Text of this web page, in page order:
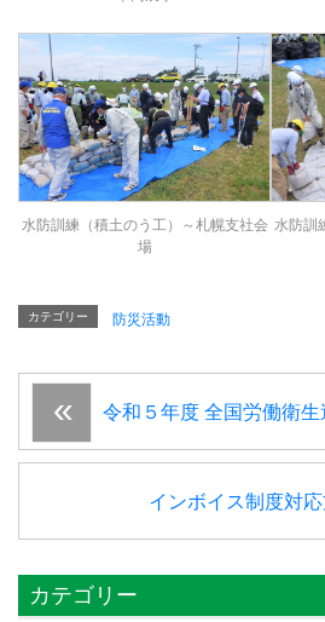
水防訓練（積土のう工）～札幌支社会
場
水防訓
カテゴリー 防災活動
令和５年度 全国労働衛生
インボイス制度対
カテゴリー